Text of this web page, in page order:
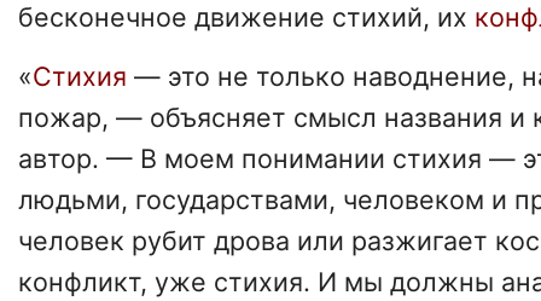
бесконечное движение стихий, их
«Стихия — это не только наводнение,
пожар, — объясняет смысл названия и
автор. — В моем понимании стихия —
людьми, государствами, человеком и
человек рубит дрова или разжигает
конфликт, уже стихия. И мы должны